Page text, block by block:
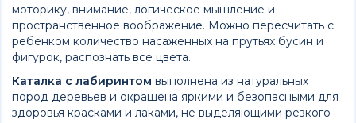
моторику, внимание, логическое мышление и
пространственное воображение. Можно пересчитать с
ребенком количество насаженных на прутьях бусин и
фигурок, распознать все цвета.
Каталка с лабиринтом выполнена из натуральных
пород деревьев и окрашена яркими и безопасными для
здоровья красками и лаками, не выделяющими резкого